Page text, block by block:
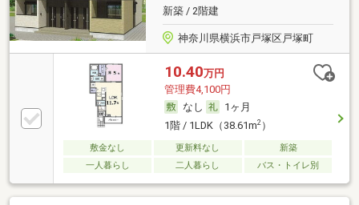
新築 / 2階建
神奈川県横浜市戸塚区戸塚町
10.40万円
管理費4,100円
なし
1ヶ月
1階 / 1LDK（38.61m2）
敷金なし 更新料なし
新築
一人暮らし
二人暮らし バス・トイレ別